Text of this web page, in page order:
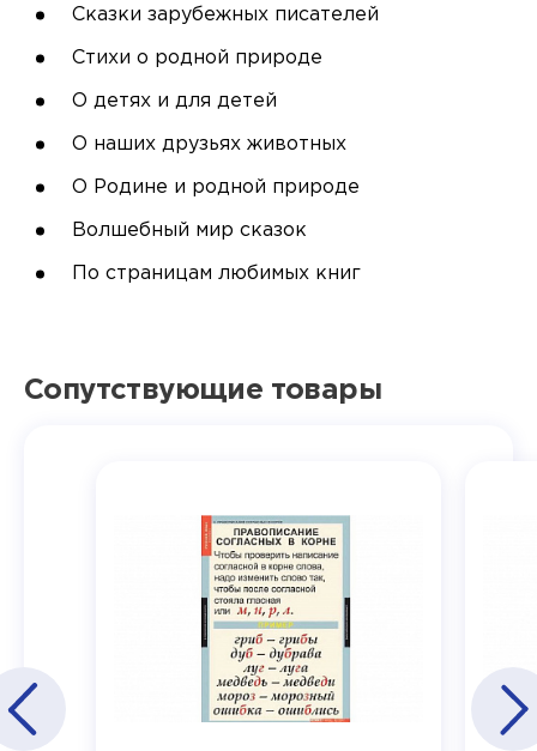
Сказки зарубежных писателей
Стихи о родной природе
О детях и для детей
О наших друзьях животных
О Родине и родной природе
Волшебный мир сказок
По страницам любимых книг
Сопутствующие товары